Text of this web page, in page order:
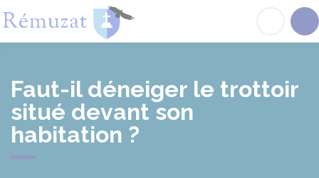
Faut-il déneiger le trottoir
situé devant son
habitation ?